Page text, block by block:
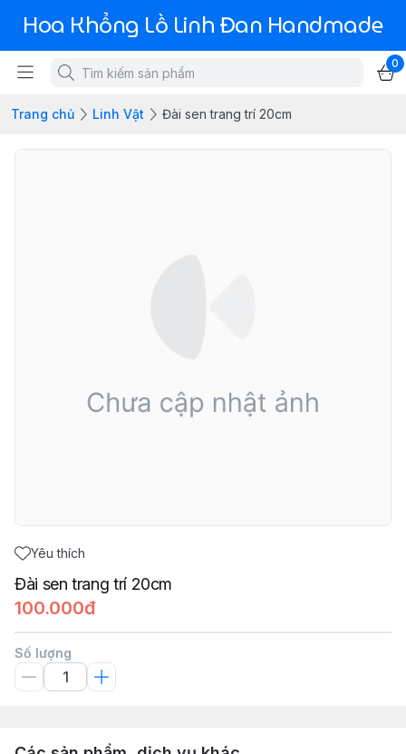
Hoa Khổng Lồ Linh Đan Handmade
0
Trang chủ Linh Vật Đài sen trang trí 20cm
Yêu thích
Đài sen trang trí 20cm
100.000đ
Số lượng